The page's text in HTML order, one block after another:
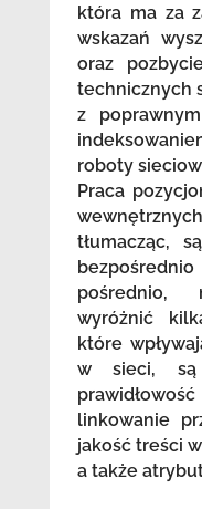
która ma za
wskazań
oraz
technicznych
z
roboty
Praca
tłumacząc,
pośrednio,
wyróżnić
które
w sieci, są
linkowanie
jakość treści
a także